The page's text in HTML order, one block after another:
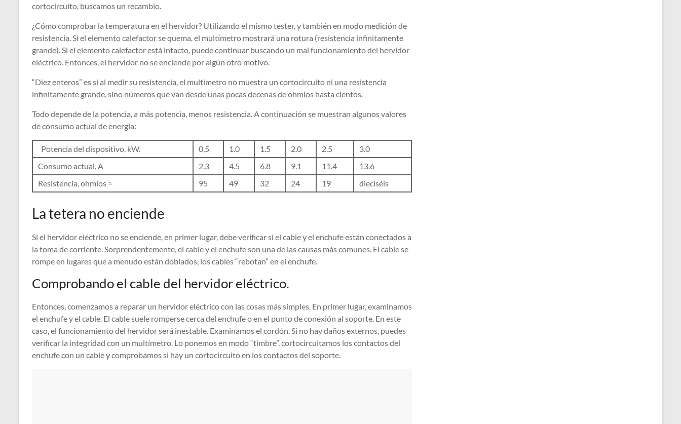
cortocircuito, buscamos un recambio.
¿Cómo comprobar la temperatura en el hervidor? Utilizando el mismo tester, y también en modo medición de
resistencia. Si el elemento calefactor se quema, el multímetro mostrará una rotura (resistencia infinitamente
grande). Si el elemento calefactor está intacto, puede continuar buscando un mal funcionamiento del hervidor
eléctrico. Entonces, el hervidor no se enciende por algún otro motivo.
“Diez enteros” es si al medir su resistencia, el multímetro no muestra un cortocircuito ni una resistencia
infinitamente grande, sino números que van desde unas pocas decenas de ohmios hasta cientos.
Todo depende de la potencia, a más potencia, menos resistencia. A continuación se muestran algunos valores
de consumo actual de energía:
Potencia del dispositivo, kW. 0,5 1.0 1.5 2.0 2.5
3.0
Consumo actual, A
2,3 4.5 6.8 9.1 11.4
13.6
Resistencia, ohmios ≈
95 49 32 24 19 dieciséis
La tetera no enciende
Si el hervidor eléctrico no se enciende, en primer lugar, debe verificar si el cable y el enchufe están conectados a
la toma de corriente. Sorprendentemente, el cable y el enchufe son una de las causas más comunes. El cable se
rompe en lugares que a menudo están doblados, los cables “rebotan” en el enchufe.
Comprobando el cable del hervidor eléctrico.
Entonces, comenzamos a reparar un hervidor eléctrico con las cosas más simples. En primer lugar, examinamos
el enchufe y el cable. El cable suele romperse cerca del enchufe o en el punto de conexión al soporte. En este
caso, el funcionamiento del hervidor será inestable. Examinamos el cordón. Si no hay daños externos, puedes
verificar la integridad con un multímetro. Lo ponemos en modo “timbre”, cortocircuitamos los contactos del
enchufe con un cable y comprobamos si hay un cortocircuito en los contactos del soporte.